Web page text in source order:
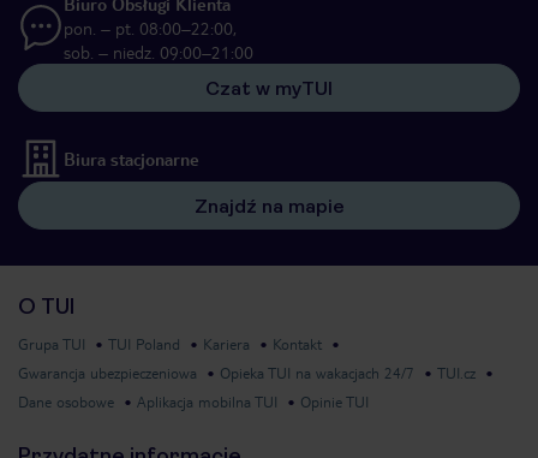
pon. – pt. 08:00–22:00,
sob. – niedz. 09:00–21:00
Czat w myTUI
Biura stacjonarne
Znajdź na mapie
O TUI
Grupa TUI TUI Poland Kariera
Kontakt
Gwarancja ubezpieczeniowa
Opieka TUI na wakacjach 24/7
TUI.cz
Dane osobowe
Aplikacja mobilna TUI Opinie TUI